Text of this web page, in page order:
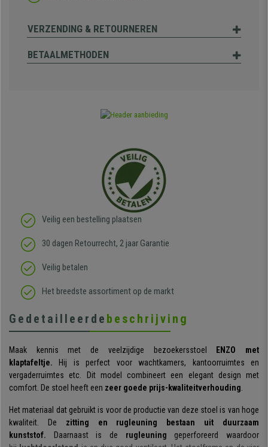
VERZENDING & RETOURNEREN
BETAALMETHODEN
Veilig een bestelling plaatsen
30 dagen Retourrecht, 2 jaar Garantie
Veilig betalen
Het breedste assortiment op de markt
Gedetailleerde beschrijving
Maak kennis met de veelzijdige bezoekersstoel
ENZO met
klaptafeltje. Hij is perfect voor wachtkamers, kantoorruimtes en
vergaderruimtes etc. Dit model combineert een elegant design met
comfort. De stoel heeft een zeer goede prijs-kwaliteitverhouding.
Het materiaal dat gebruikt is voor de productie van deze stoel is van hoge
kwaliteit. De zitting en rugleuning bestaan uit duurzaam
kunststof. Daarnaast is de rugleuning geperforeerd waardoor